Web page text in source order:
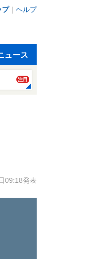
プ｜ ヘルプ
ュース
注目
09:18発表